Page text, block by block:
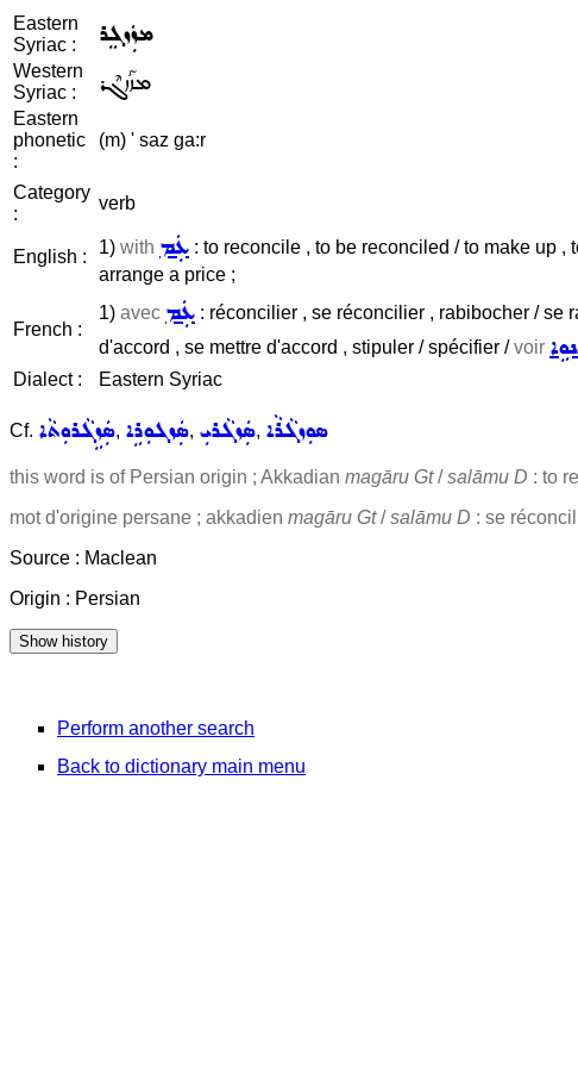
Eastern
Syriac :
ܡܙܲܙܓܸܪ
Western
Syriac :
ܡܙܰܙܓܶܪ
Eastern
phonetic
:
(m) ' saz ga:r
Category
:
verb
English : 1) with ܥܲܡ : to reconcile , to be reconciled / to make up ,
arrange a price ;
French :
1) avec ܥܲܡ : réconcilier , se réconcilier , rabibocher / se
d'accord , se mettre d'accord , stipuler / spécifier /voir
Dialect :
Eastern Syriac
Cf. ܣܲܙܹܓܵܪܘܼܬܵܐ, ܣܲܙܓܘܼܪܹܐ, ܣܲܙܓܵܪܝܼ, ܣܘܼܙܓܵܪܵܐ
this word is of Persian origin ; Akkadian magāru Gt/salāmu D : to
mot d'origine persane ; akkadien magāru Gt/salāmu D : se
Source : Maclean
Origin : Persian
Perform another search
Back to dictionary main menu